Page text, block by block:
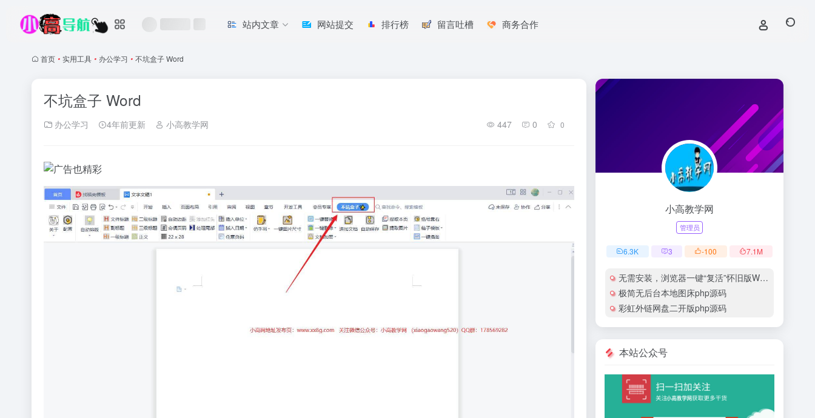
站内文章 网站提交 排行榜 留言吐槽 商务合作
首页 • 实用工具 • 办公学习 • 不坑盒子 Word
不坑盒子 Word
办公学习 4年前更新 小高教学网 447 0 0
小高教学网
管理员
6.3K 3 -100 7.1M
无需安装，浏览器一键“复活”怀旧版Windows
极简无后台本地图床php源码
彩虹外链网盘二开版php源码
本站公众号